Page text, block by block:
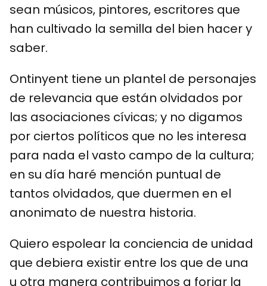
sean músicos, pintores, escritores que
han cultivado la semilla del bien hacer y
saber.
Ontinyent tiene un plantel de personajes
de relevancia que están olvidados por
las asociaciones cívicas; y no digamos
por ciertos políticos que no les interesa
para nada el vasto campo de la cultura;
en su día haré mención puntual de
tantos olvidados, que duermen en el
anonimato de nuestra historia.
Quiero espolear la conciencia de unidad
que debiera existir entre los que de una
u otra manera contribuimos a forjar la